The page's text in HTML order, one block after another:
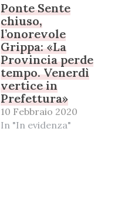
Ponte Sente
chiuso,
l’onorevole
Grippa: «La
Provincia perde
tempo. Venerdì
vertice in
Prefettura»
10 Febbraio 2020
In "In evidenza"